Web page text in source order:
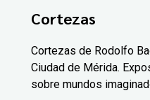
Cortezas
Cortezas de Rodolfo
Ciudad de Mérida.
sobre mundos